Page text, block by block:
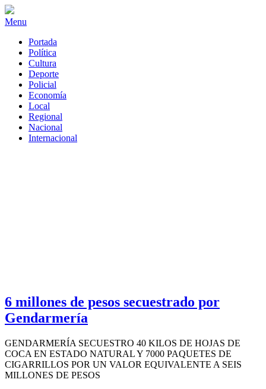
Menu
Portada
Política
Cultura
Deporte
Policial
Economía
Local
Regional
Nacional
Internacional
6 millones de pesos secuestrado por
Gendarmería
GENDARMERÍA SECUESTRO 40 KILOS DE HOJAS DE
COCA EN ESTADO NATURAL Y 7000 PAQUETES DE
CIGARRILLOS POR UN VALOR EQUIVALENTE A SEIS
MILLONES DE PESOS